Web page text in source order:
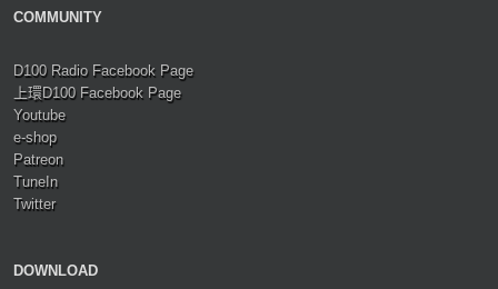
COMMUNITY
D100 Radio Facebook Page
上環D100 Facebook Page
Youtube
e-shop
Patreon
TuneIn
Twitter
DOWNLOAD